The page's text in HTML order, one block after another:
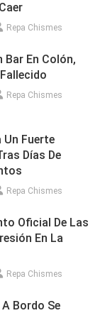
Repa Chismes
Bar En Colón,
Repa Chismes
Un Fuerte
Días De
Repa Chismes
Oficial De Las
En La
Repa Chismes
Bordo Se